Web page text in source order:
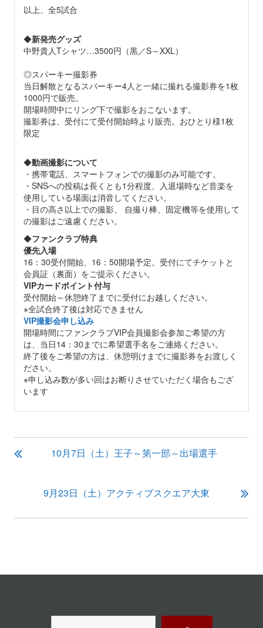
以上、全5試合
◆新発売グッズ
中野貴人Tシャツ…3500円（黒／S～XXL）
◎スパーキー撮影券
当日解散となるスパーキー4人と一緒に撮れる撮影券を1枚
1000円で販売。
開場時間中にリング下で撮影をおこないます。
撮影券は、受付にて受付開始時より販売。おひとり様1枚
限定
◆動画撮影について
・携帯電話、スマートフォンでの撮影のみ可能です。
・SNSへの投稿は長くとも1分程度、入退場時など音楽を
使用している場面は消音してください。
・目の高さ以上での撮影、 自撮り棒、固定機等を使用して
の撮影はご遠慮ください。
◆ファンクラブ特典
優先入場
16：30受付開始、16：50開場予定。受付にてチケットと
会員証（裏面）をご提示ください。
VIPカードポイント付与
受付開始～休憩終了までに受付にお越しください。
※全試合終了後は対応できません
VIP撮影会申し込み
開場時間にファンクラブVIP会員撮影会参加ご希望の方
は、当日14：30までに希望選手名をご連絡ください。
終了後をご希望の方は、休憩明けまでに撮影券をお渡しく
ださい。
※申し込み数が多い回はお断りさせていただく場合もござ
います
投
稿
ゲ
ョ
10月7日（土）王子～第一部～出場選手
9月23日（土）アクティブスクエア大東